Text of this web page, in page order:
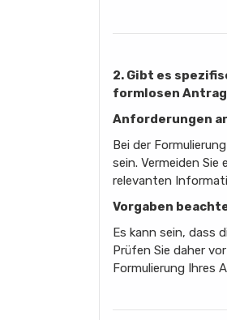
2. Gibt es
formlosen
Anforderungen
Bei der
sein. Vermeiden Sie
relevanten
Vorgaben
Es kann sein, dass
Prüfen Sie daher
Formulierung Ihres